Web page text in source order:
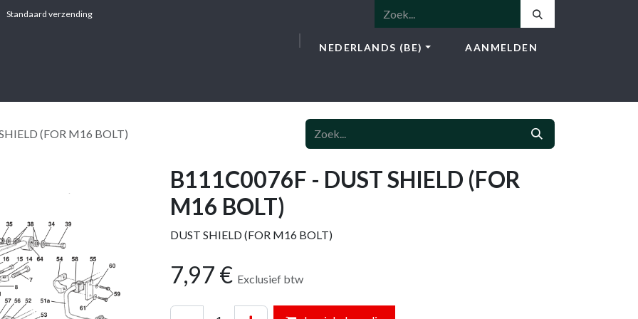
Standaard verzending
NEDERLANDS (BE) AANMELDEN
(FOR M16 BOLT)
B111C0076F - DUST SHIELD (FOR
M16 BOLT)
DUST SHIELD (FOR M16 BOLT)
7,97 € Exclusief btw